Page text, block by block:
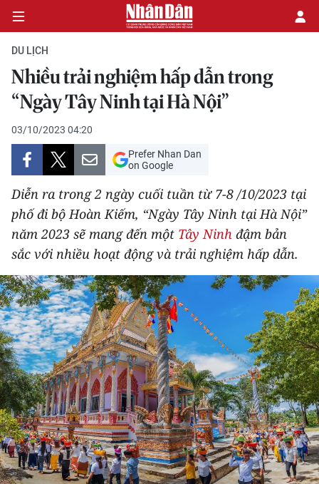
CHÍNH TRỊ
KINH TẾ
VĂN HÓA
XÃ HỘI
PHÁP LUẬT
THẾ GIỚI
THỂ THAO
GIÁO DỤC
Y TẾ
KHOA HỌC - CÔNG NGHỆ
MÔI TRƯỜNG
DU LỊCH
Nhiều trải nghiệm hấp dẫn trong
“Ngày Tây Ninh tại Hà Nội”
03/10/2023 04:20
Prefer Nhan Dan
on Google
Diễn ra trong 2 ngày cuối tuần từ 7-8 /10/2023 tại
phố đi bộ Hoàn Kiếm, “Ngày Tây Ninh tại Hà Nội”
năm 2023 sẽ mang đến một Tây Ninh đậm bản
sắc với nhiều hoạt động và trải nghiệm hấp dẫn.